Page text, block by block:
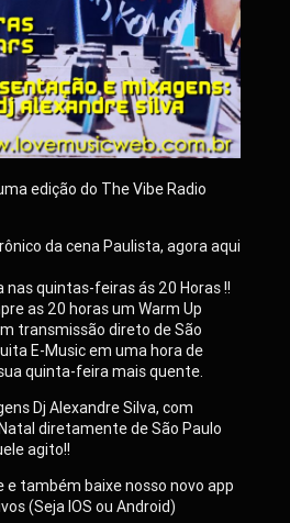
edição do The Vibe Radio
da cena Paulista, agora aqui
quintas-feiras ás 20 Horas !!
as 20 horas um Warm Up
transmissão direto de São
E-Music em uma hora de
quinta-feira mais quente.
Dj Alexandre Silva, com
diretamente de São Paulo
agito!!
também baixe nosso novo app
(Seja IOS ou Android)